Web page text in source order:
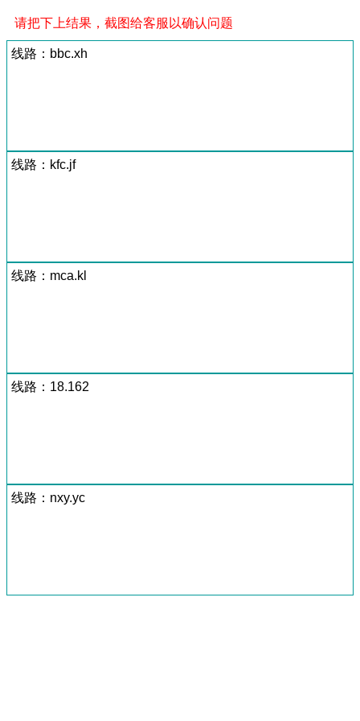
请把下上结果，截图给客服以确认问题
线路：bbc.xh
线路：kfc.jf
线路：mca.kl
线路：18.162
线路：nxy.yc